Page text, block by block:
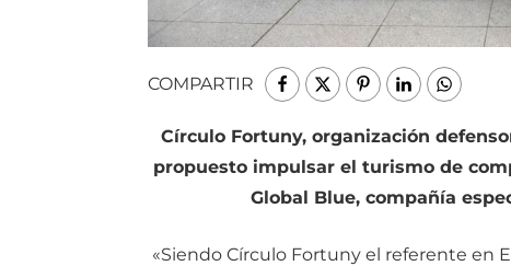
COMPARTIR
Círculo Fortuny, organización
propuesto impulsar el turismo de
Global Blue, compañía
«Siendo Círculo Fortuny el referente en